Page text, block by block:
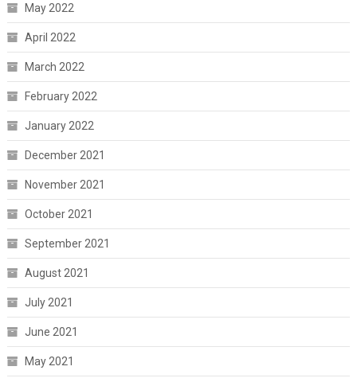
May 2022
April 2022
March 2022
February 2022
January 2022
December 2021
November 2021
October 2021
September 2021
August 2021
July 2021
June 2021
May 2021